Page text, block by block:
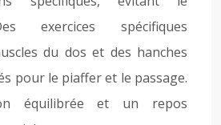
exercices spécifiques
du dos et des hanches
pour le piaffer et le passage.
équilibrée et un repos